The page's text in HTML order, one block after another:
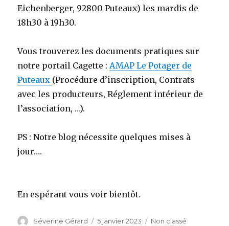
Eichenberger, 92800 Puteaux) les mardis de
18h30 à 19h30.
Vous trouverez les documents pratiques sur
notre portail Cagette :AMAP Le Potager de
Puteaux (Procédure d’inscription, Contrats
avec les producteurs, Réglement intérieur de
l’association, …).
PS : Notre blog nécessite quelques mises à
jour….
En espérant vous voir bientôt.
Auteur
Séverine Gérard
Publié
5 janvier 2023 Catégories
Non classé